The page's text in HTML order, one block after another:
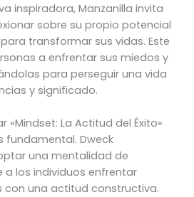
inspiradora, Manzanilla invita
sobre su propio potencial
transformar sus vidas. Este
a enfrentar sus miedos y
para perseguir una vida
y significado.
«Mindset: La Actitud del Éxito»
fundamental. Dweck
una mentalidad de
los individuos enfrentar
con una actitud constructiva.